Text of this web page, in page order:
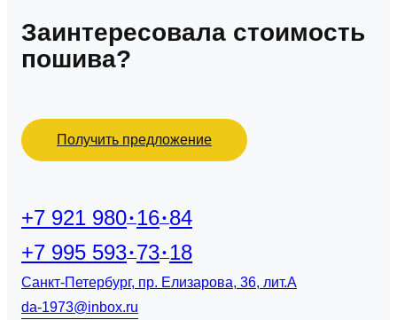
Заинтересовала стоимость
пошива?
Получить предложение
+7 921 980 16 84
+7 995 593 73 18
Санкт-Петербург, пр. Елизарова, 36, лит.А
da-1973@inbox.ru